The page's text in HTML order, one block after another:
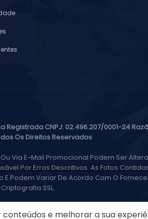
Registrada CNPJ: 02.496.207/0001-24
Os Direitos Reservados
Via E-Mail Promocional Podem Ser
Por Erros Descritivos. As Fotos
E Podem Variar De Acordo Com O
SSL.
e melhorar a sua